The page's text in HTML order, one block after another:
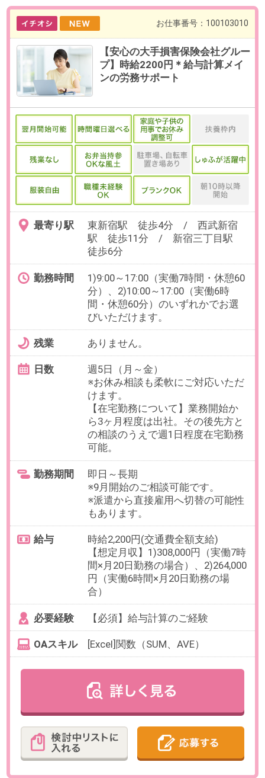
内外とのメール・チャット対応
OAスキル
【必須】Excel（データ入力）、チ
ャットツール使用経験
お仕事番号：100103051
【週1日から選べる！】未経験歓
迎！税理士法人でマーケティング
アシスタント＠東京駅
東京駅 徒歩5分 / 日本橋(東京
都)駅 徒歩6分 / 大手町(東京
都)駅 徒歩7分
勤務時間
9:00～17:00の中で、実働週7時間以
10:00～16:00（各休憩60分）など
ありません。
週1～5日（月～金）
・週5日勤務：1日 3～4時間
・週4日勤務：1日 3～5時間
・週3日勤務：1日 5～6時間
・週1～2日勤務：1日 7時間（6時間
以上は休憩有）
勤務期間 即日～長期
※開始日はご相談ください。
時給1,700円(交通費全額支給)
【必須】何かしらの事務経験、業
【必須】Excel（データ入力）、
Googleスプレッドシート、チャッ
トツール使用経験（slack、teams
【歓迎】Googleアプリ全般（Gmail
お仕事番号：100102943
9月【基本リモート＊週4～】米
国ビザの申請代行業を行う企業で
経理・総務サポート